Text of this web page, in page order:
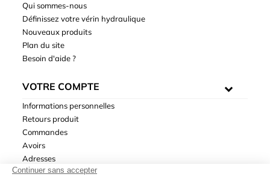
Qui sommes-nous
Définissez votre vérin hydraulique
Nouveaux produits
Plan du site
Besoin d'aide ?
VOTRE COMPTE
Informations personnelles
Retours produit
Commandes
Avoirs
Adresses
Bons de réduction